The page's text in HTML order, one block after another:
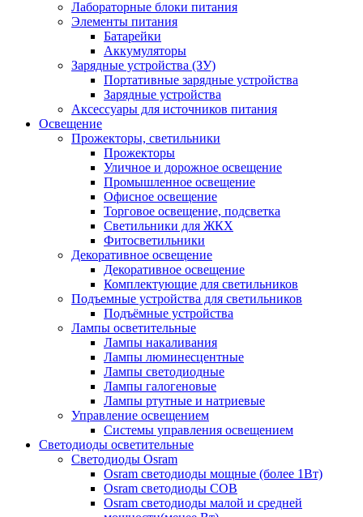
Лабораторные блоки питания
Элементы питания
Батарейки
Аккумуляторы
Зарядные устройства (ЗУ)
Портативные зарядные устройства
Зарядные устройства
Аксессуары для источников питания
Освещение
Прожекторы, светильники
Прожекторы
Уличное и дорожное освещение
Промышленное освещение
Офисное освещение
Торговое освещение, подсветка
Светильники для ЖКХ
Фитосветильники
Декоративное освещение
Декоративное освещение
Комплектующие для светильников
Подъемные устройства для светильников
Подъёмные устройства
Лампы осветительные
Лампы накаливания
Лампы люминесцентные
Лампы светодиодные
Лампы галогеновые
Лампы ртутные и натриевые
Управление освещением
Системы управления освещением
Светодиоды осветительные
Светодиоды Osram
Osram светодиоды мощные (более 1Вт)
Osram светодиоды COB
Osram светодиоды малой и средней